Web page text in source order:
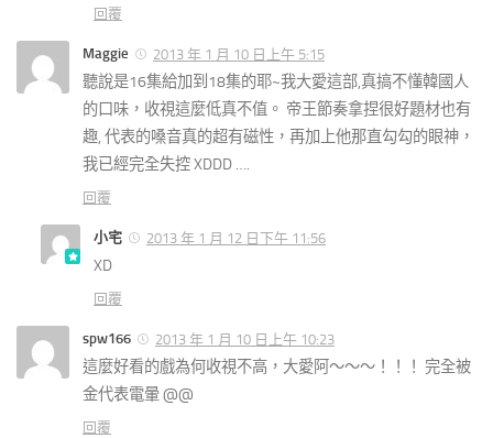
回覆
Maggie 2013 年 1 月 10 日上午 5:15
聽說是16集給加到18集的耶~我大愛這部,真搞不懂韓國人
的口味，收視這麼低真不值。 帝王節奏拿捏很好題材也有
趣, 代表的嗓音真的超有磁性，再加上他那直勾勾的眼神，
我已經完全失控 XDDD ….
回覆
小宅 2013 年 1 月 12 日下午 11:56
XD
回覆
spw166 2013 年 1 月 10 日上午 10:23
這麼好看的戲為何收視不高，大愛阿～～～！！！ 完全被
金代表電暈 @@
回覆